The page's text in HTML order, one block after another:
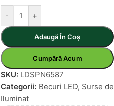
- +
Adaugă În Coș
Cumpără Acum
SKU: LDSPN6587
Categorii: Becuri LED, Surse de
Iluminat